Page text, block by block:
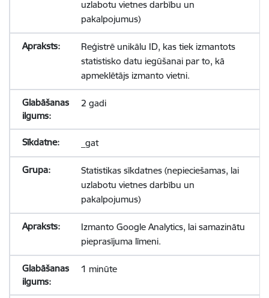
uzlabotu vietnes darbību un
pakalpojumus)
Reģistrē unikālu ID, kas tiek izmantots
statistisko datu iegūšanai par to, kā
apmeklētājs izmanto vietni.
2 gadi
_gat
Statistikas sīkdatnes (nepieciešamas, lai
uzlabotu vietnes darbību un
pakalpojumus)
Izmanto Google Analytics, lai samazinātu
pieprasījuma līmeni.
1 minūte